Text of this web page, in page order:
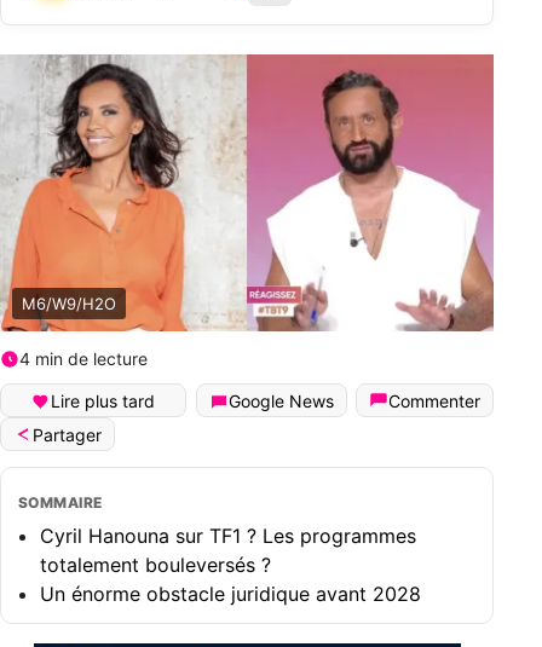
M6/W9/H2O
4 min de lecture
Lire plus tard Google News
Commenter
Partager
SOMMAIRE
Cyril Hanouna sur TF1 ? Les programmes
totalement bouleversés ?
Un énorme obstacle juridique avant 2028